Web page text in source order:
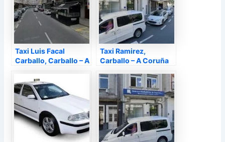
Taxi Luis Facal
Carballo, Carballo – A
Taxi Ramirez,
Carballo – A Coruña